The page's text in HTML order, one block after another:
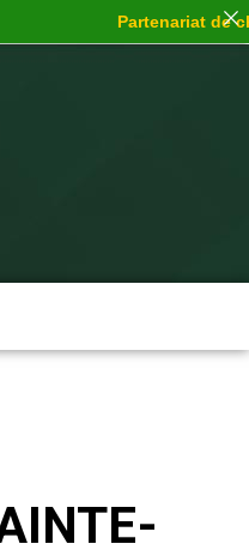
Partenariat de choc